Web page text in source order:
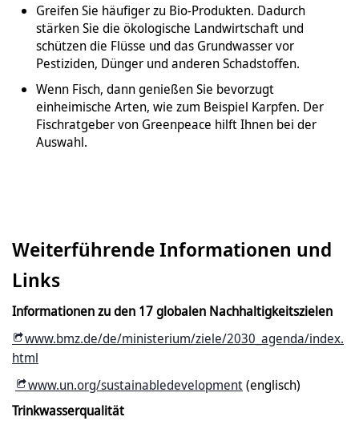
Greifen Sie häufiger zu Bio-Produkten. Dadurch
stärken Sie die ökologische Landwirtschaft und
schützen die Flüsse und das Grundwasser vor
Pestiziden, Dünger und anderen Schadstoffen.
Wenn Fisch, dann genießen Sie bevorzugt
einheimische Arten, wie zum Beispiel Karpfen. Der
Fischratgeber von Greenpeace hilft Ihnen bei der
Auswahl.
Weiterführende Informationen und
Links
Informationen zu den 17 globalen Nachhaltigkeitszielen
www.bmz.de/de/ministerium/ziele/2030_agenda/index.
html
www.un.org/sustainabledevelopment(englisch)
Trinkwasserqualität